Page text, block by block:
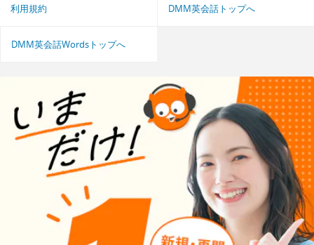
利用規約 DMM英会話トップへ
DMM英会話Wordsトップへ